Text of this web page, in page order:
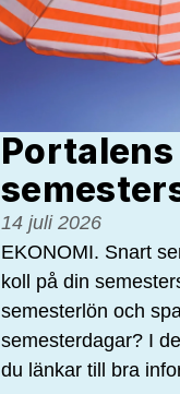
Portalens
14 juli 2026
EKONOMI. Snart
koll på din
semesterlön och
semesterdagar? I
du länkar till bra